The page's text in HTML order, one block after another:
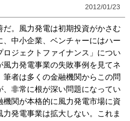
2012/01/23
。風力発電は初期投資がかさむ
、中小企業、ベンチャーにはハー
ロジェクトファイナンス」につい
力発電事業の失敗事例を見てネ
筆者は多くの金融機関からこの問
、非常に根が深い問題になってい
機関が本格的に風力発電市場に資
発電事業は拡大しない。これま